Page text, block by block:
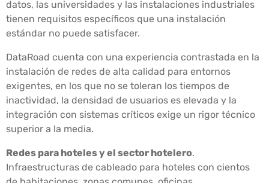
datos, las universidades y las instalaciones industriales
tienen requisitos específicos que una instalación
estándar no puede satisfacer.
DataRoad cuenta con una experiencia contrastada en la
instalación de redes de alta calidad para entornos
exigentes, en los que no se toleran los tiempos de
inactividad, la densidad de usuarios es elevada y la
integración con sistemas críticos exige un rigor técnico
superior a la media.
Redes para hoteles y el sector hotelero.
Infraestructuras de cableado para hoteles con cientos